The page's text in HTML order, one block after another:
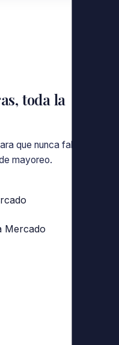
toda la
que nunca falte lo
mayoreo.